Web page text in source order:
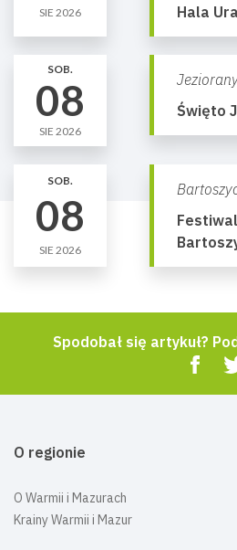
SIE 2026
Hala
SOB.
08
SIE 2026
Święto
SOB.
08
SIE 2026
Spodobał się artykuł?
O regionie
O Warmii i Mazurach
Krainy Warmii i Mazur